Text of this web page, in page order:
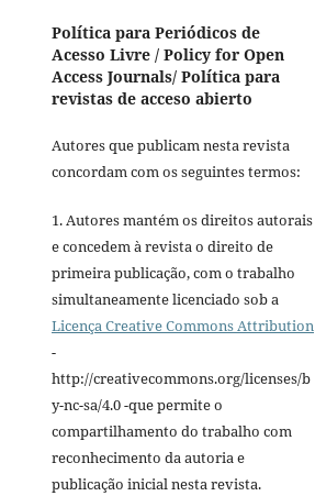
Política para Periódicos de
Acesso Livre / Policy for Open
Access Journals/ Política para
revistas de acceso abierto
Autores que publicam nesta revista
concordam com os seguintes termos:
1. Autores mantém os direitos autorais
e concedem à revista o direito de
primeira publicação, com o trabalho
simultaneamente licenciado sob a
Licença Creative Commons Attribution
-
http://creativecommons.org/licenses/b
y-nc-sa/4.0 -que permite o
compartilhamento do trabalho com
reconhecimento da autoria e
publicação inicial nesta revista.